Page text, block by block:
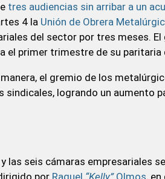
tres audiencias sin arribar a un
4 la Unión de Obrera
del sector por tres meses.
el primer trimestre de su
el gremio de los
sindicales, logrando un aumento
y las seis cámaras empresariales